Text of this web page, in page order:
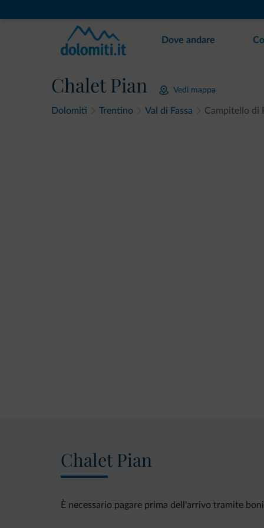
Dove andare
Chalet Pian Vedi mappa
Dolomiti Trentino Val di Fassa Campitello di
Chalet Pian
È necessario pagare prima dell'arrivo tramite